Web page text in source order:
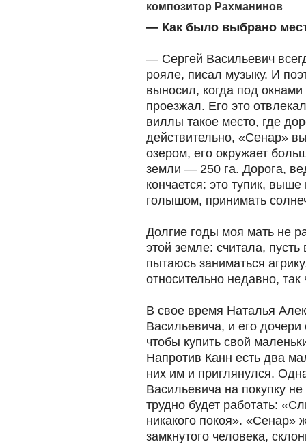
композитор Рахманинов
— Как было выбрано
— Сергей Васильевич
рояле, писал музыку. И
выносил, когда под
проезжал. Его это
виллы такое место, где
действительно, «Сенар»
озером, его окружает
земли — 250 га. Дорога,
кончается: это тупик,
голышом, принимать
Долгие годы моя мать не
этой земле: считала, пусть
пытаюсь заниматься
относительно недавно,
В свое время Наталья
Васильевича, и его
чтобы купить свой
Напротив Канн есть два
них им и приглянулся.
Васильевича на покупку
трудно будет работать:
никакого покоя». «Сенар»
замкнутого человека,